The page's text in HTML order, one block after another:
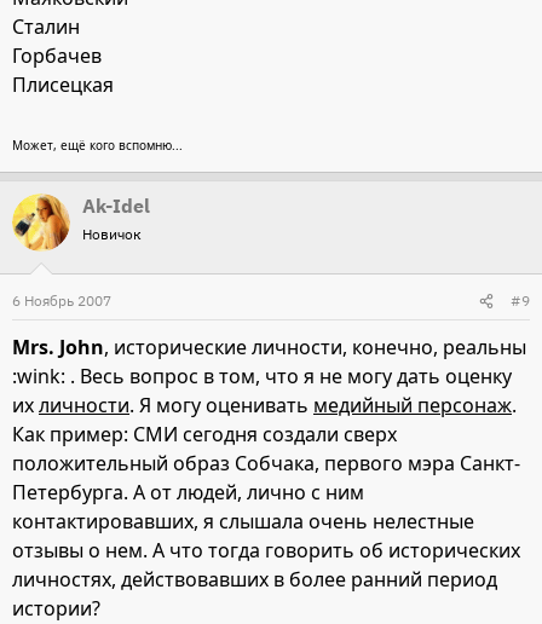
Сталин
Горбачев
Плисецкая
Может, ещё кого вспомню...
Ak-Idel
Новичок
6 Ноябрь 2007 #9
Mrs. John, исторические личности, конечно, реальны
:wink: . Весь вопрос в том, что я не могу дать оценку
ихличности. Я могу оценивать медийный персонаж.
Как пример: СМИ сегодня создали сверх
положительный образ Собчака, первого мэра Санкт-
Петербурга. А от людей, лично с ним
контактировавших, я слышала очень нелестные
отзывы о нем. А что тогда говорить об исторических
личностях, действовавших в более ранний период
истории?